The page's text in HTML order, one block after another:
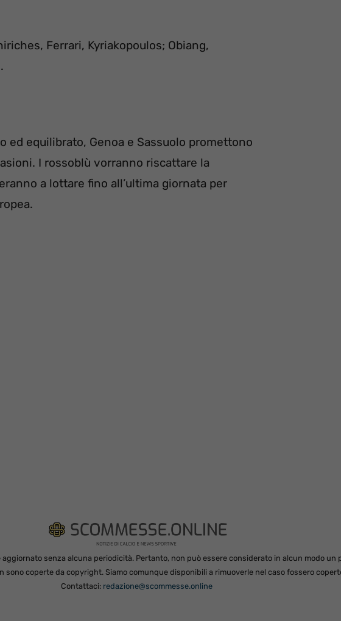
Ferrari, Kyriakopoulos; Obiang,
equilibrato, Genoa e Sassuolo promettono
I rossoblù vorranno riscattare la
a lottare fino all’ultima giornata per
senza alcuna periodicità. Pertanto, non può essere considerato in alcun modo un
sono coperte da copyright. Siamo comunque disponibili a rimuoverle nel caso fossero
Contattaci: redazione@scommesse.online